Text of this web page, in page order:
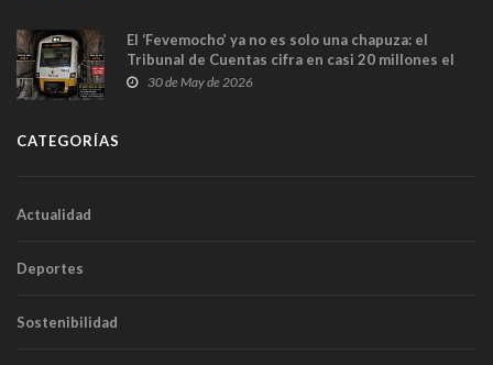
El ‘Fevemocho’ ya no es solo una chapuza: el
Tribunal de Cuentas cifra en casi 20 millones el
sobrecoste de los trenes que no cabían por los
30 de May de 2026
CATEGORÍAS
Actualidad
Deportes
Sostenibilidad